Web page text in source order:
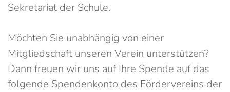
Sekretariat der Schule.
Möchten Sie unabhängig von einer
Mitgliedschaft unseren Verein unterstützen?
Dann freuen wir uns auf Ihre Spende auf das
folgende Spendenkonto des Fördervereins der